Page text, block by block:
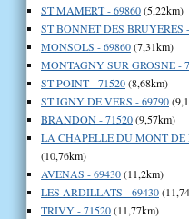
ST MAMERT - 69860(5,22km)
ST BONNET DES BRUYERES
MONSOLS - 69860(7,31km)
MONTAGNY SUR GROSNE -
ST POINT - 71520(8,68km)
ST IGNY DE VERS - 69790
BRANDON - 71520(9,57km)
LA CHAPELLE DU MONT DE
(10,76km)
AVENAS - 69430(11,2km)
LES ARDILLATS - 69430
TRIVY - 71520(11,77km)